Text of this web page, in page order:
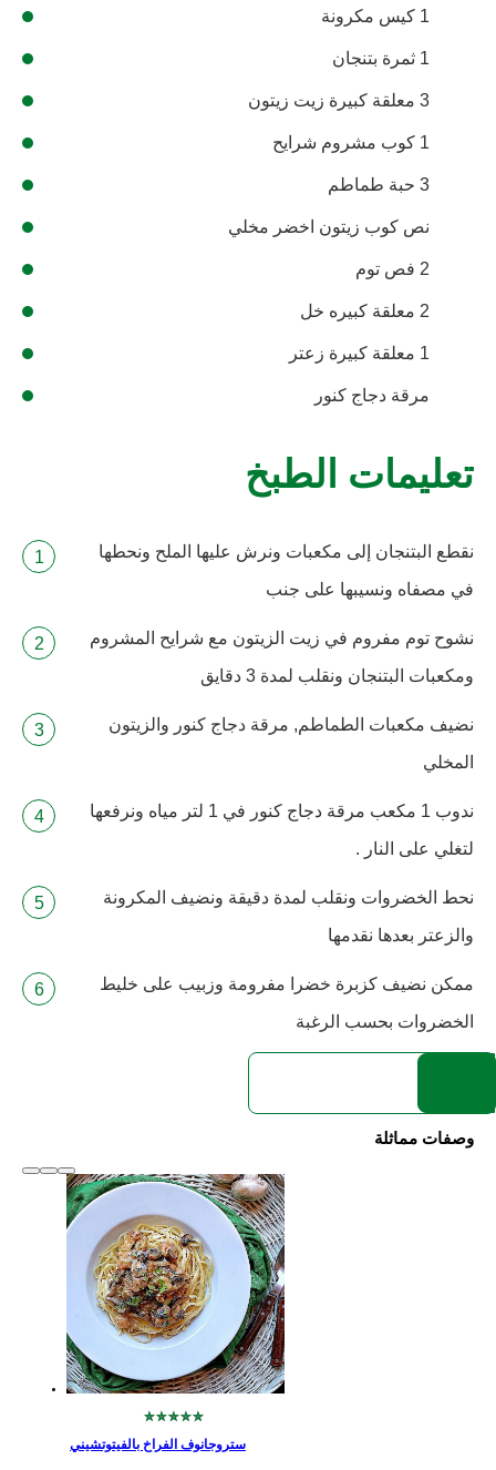
1 كيس مكرونة
1 ثمرة بتنجان
3 معلقة كبيرة زيت زيتون
1 كوب مشروم شرايح
3 حبة طماطم
نص كوب زيتون اخضر مخلي
2 فص توم
2 معلقة كبيره خل
1 معلقة كبيرة زعتر
مرقة دجاج كنور
تعليمات الطبخ
نقطع البتنجان إلى مكعبات ونرش عليها الملح ونحطها
في مصفاه ونسيبها على جنب
نشوح توم مفروم في زيت الزيتون مع شرايح المشروم
ومكعبات البتنجان ونقلب لمدة 3 دقايق
نضيف مكعبات الطماطم, مرقة دجاج كنور والزيتون
المخلي
ندوب 1 مكعب مرقة دجاج كنور في 1 لتر مياه ونرفعها
لتغلي على النار .
نحط الخضروات ونقلب لمدة دقيقة ونضيف المكرونة
والزعتر بعدها نقدمها
ممكن نضيف كزبرة خضرا مفرومة وزبيب على خليط
الخضروات بحسب الرغبة
وصفات مماثلة
1 to 2of 6
لم
تقديم